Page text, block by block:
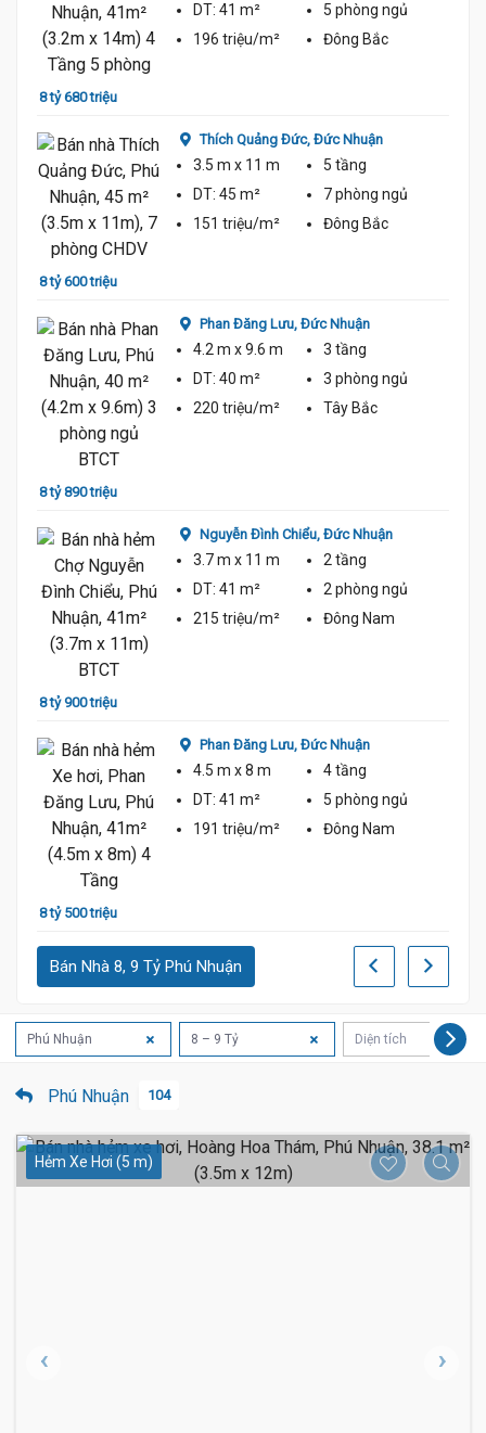
8.6 Tỷ
8 tỷ 680 triệu
DT: 41 m² 5 phòng ngủ
196 triệu/m²
Đông Bắc
8 tỷ 600 triệu
Thích Quảng Đức, Đức Nhuận
3.5 m x 11 m
5 tầng
DT: 45 m² 7 phòng ngủ
151 triệu/m²
Đông Bắc
8 tỷ 890 triệu
Phan Đăng Lưu, Đức Nhuận
4.2 m x 9.6 m
3 tầng
DT: 40 m² 3 phòng ngủ
220 triệu/m²
Tây Bắc
8 tỷ 900 triệu
Nguyễn Đình Chiểu, Đức Nhuận
3.7 m x 11 m
2 tầng
DT: 41 m² 2 phòng ngủ
215 triệu/m²
Đông Nam
8 tỷ 500 triệu
Phan Đăng Lưu, Đức Nhuận
4.5 m x 8 m
4 tầng
DT: 41 m² 5 phòng ngủ
191 triệu/m²
Đông Nam
Bán Nhà 8, 9 Tỷ Phú Nhuận
Phú Nhuận 8 – 9 Tỷ Diện tích
Phú Nhuận 104
Hẻm Xe Hơi (5 m)